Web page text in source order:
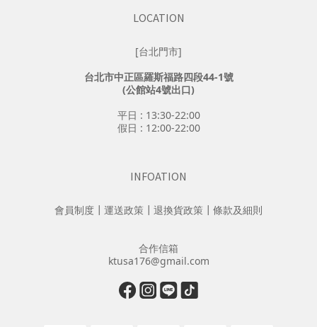
LOCATION
[台北門市]
台北市中正區羅斯福路四段44-1號
(公館站4號出口)
平日 : 13:30-22:00
假日 : 12:00-22:00
INFOATION
會員制度 ┃ 運送政策 ┃ 退換貨政策 ┃ 條款及細則
合作信箱
ktusa176@gmail.com